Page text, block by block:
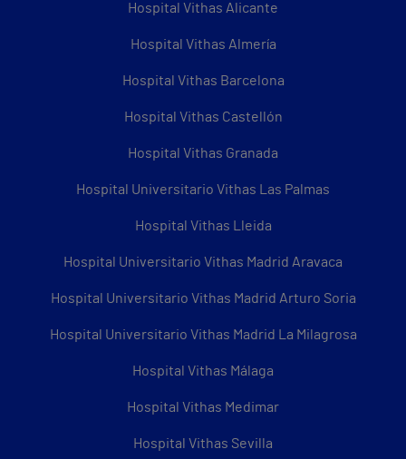
Hospital Vithas Alicante
Hospital Vithas Almería
Hospital Vithas Barcelona
Hospital Vithas Castellón
Hospital Vithas Granada
Hospital Universitario Vithas Las Palmas
Hospital Vithas Lleida
Hospital Universitario Vithas Madrid Aravaca
Hospital Universitario Vithas Madrid Arturo Soria
Hospital Universitario Vithas Madrid La Milagrosa
Hospital Vithas Málaga
Hospital Vithas Medimar
Hospital Vithas Sevilla